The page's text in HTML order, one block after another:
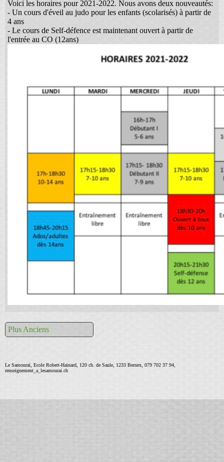
Voici les horaires pour 2021-2022. Nous avons deux nouveautés:
- Un cours d'éveil au judo pour les enfants (scolarisés) à partir de
4 ans
- Le cours de Self-défence est maintenant ouvert à partir de
l'entrée au CO (12ans)
Plus Anciens
Le Samouraï, Ecole Robert-Hainard, 120 ch. de Saule, 1233 Bernex, 079 702 37 94,
renseignement_a_lesamourai.ch